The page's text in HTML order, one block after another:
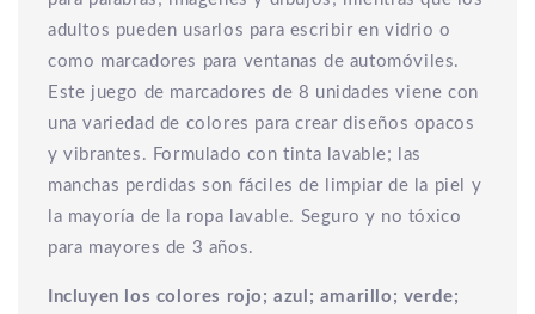
adultos pueden usarlos para escribir en vidrio o
como marcadores para ventanas de automóviles.
Este juego de marcadores de 8 unidades viene con
una variedad de colores para crear diseños opacos
y vibrantes. Formulado con tinta lavable; las
manchas perdidas son fáciles de limpiar de la piel y
la mayoría de la ropa lavable. Seguro y no tóxico
para mayores de 3 años.
Incluyen los colores rojo; azul; amarillo; verde;